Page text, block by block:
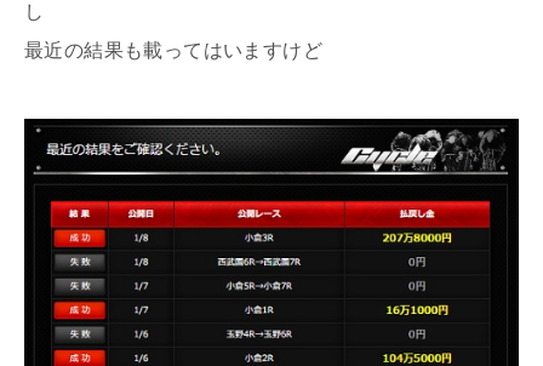
し
最近の結果も載ってはいますけど